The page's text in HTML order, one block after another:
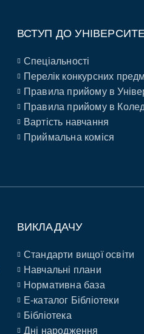
ВСТУП ДО
Спеціальності
Перелік конкурсних
Правила прийому в
Правила прийому в
Вартість навчання
Приймальна коміся
ВИКЛАДАЧУ
Стандарти вищої освіти
Навчальні плани
Нормативна база
E-каталог Бібліотеки
Бібліотека
Дні народження